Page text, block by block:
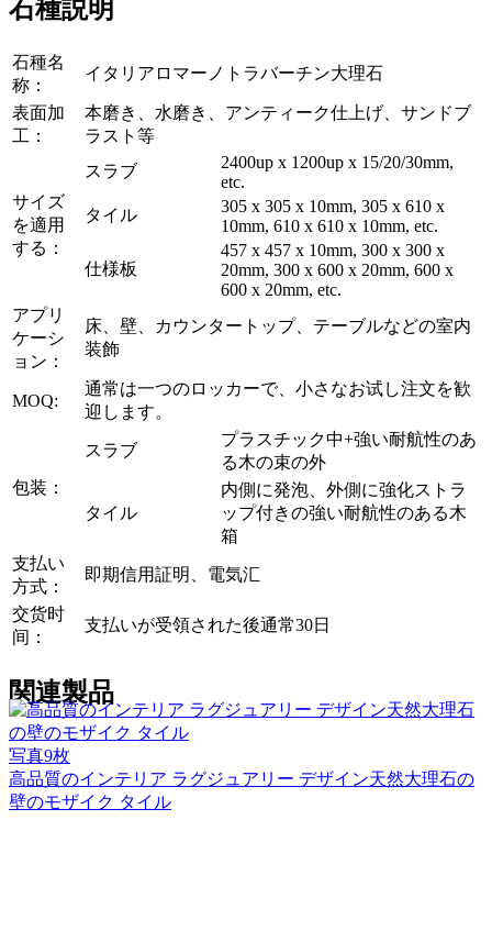
石種説明
石種名
称：
イタリアロマーノトラバーチン大理石
表面加
工：
本磨き、水磨き、アンティーク仕上げ、サンドブ
ラスト等
サイズ
を適用
する：
スラブ
2400up x 1200up x 15/20/30mm,
etc.
タイル
305 x 305 x 10mm, 305 x 610 x
10mm, 610 x 610 x 10mm, etc.
仕様板
457 x 457 x 10mm, 300 x 300 x
20mm, 300 x 600 x 20mm, 600 x
600 x 20mm, etc.
アプリ
ケーシ
ョン：
床、壁、カウンタートップ、テーブルなどの室内
装飾
MOQ:
通常は一つのロッカーで、小さなお试し注文を歓
迎します。
包装：
スラブ
プラスチック中+強い耐航性のあ
る木の束の外
タイル
内側に発泡、外側に強化ストラ
ップ付きの強い耐航性のある木
箱
支払い
方式：
即期信用証明、電気汇
交货时
间：
支払いが受領された後通常30日
関連製品
写真9枚
高品質のインテリア ラグジュアリー デザイン天然大理石の
壁のモザイク タイル